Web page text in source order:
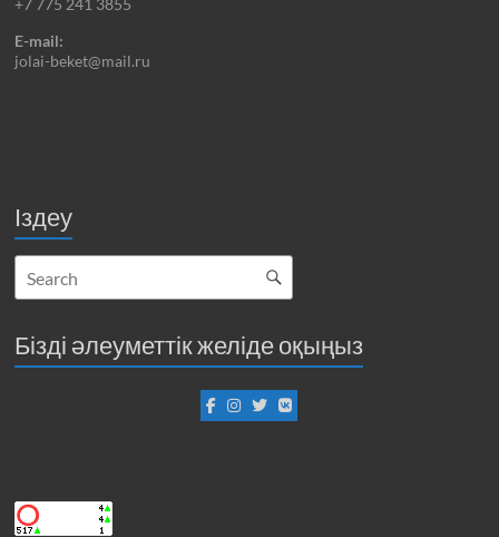
+7 775 241 3855
E-mail:
jolai-beket@mail.ru
Іздеу
Бізді әлеуметтік желіде оқыңыз